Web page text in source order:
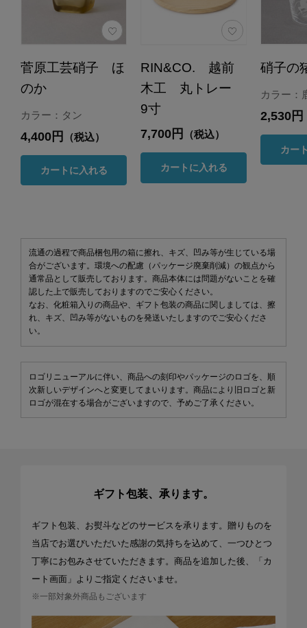
菅原工芸硝子 ほ
のか
カラー：タン
4,400円 （税込）
カートに入れる
RIN&CO. 越前
木工 丸トレー
9寸
7,700円 （税込）
カートに入れる
硝子の
カラー：
2,530円
カー
流通の過程で商品梱包用の箱に擦れ、キズ、凹み等が生じている場
合がございます。環境への配慮（パッケージ廃棄削減）の観点から
通常品として販売しております。商品本体には問題がないことを確
認した上で販売しておりますのでご安心ください。
なお、化粧箱入りの商品や、ギフト包装の商品に関しましては、擦
れ、キズ、凹み等がないものを発送いたしますのでご安心くださ
い。
ロゴリニューアルに伴い、商品への刻印やパッケージのロゴを、順
次新しいデザインへと変更してまいります。商品により旧ロゴと新
ロゴが混在する場合がございますので、予めご了承ください。
ギフト包装、承ります。
ギフト包装、お熨斗などのサービスを承ります。贈りものを
当店でお選びいただいた感謝の気持ちを込めて、一つひとつ
丁寧にお包みさせていただきます。商品を追加した後、「カ
ート画面」よりご指定くださいませ。
※一部対象外商品もございます